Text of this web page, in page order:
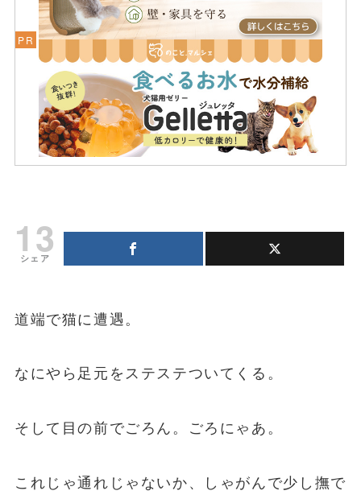
13
シェア
道端で猫に遭遇。
なにやら足元をステステついてくる。
そして目の前でごろん。ごろにゃあ。
これじゃ通れじゃないか、しゃがんで少し撫で